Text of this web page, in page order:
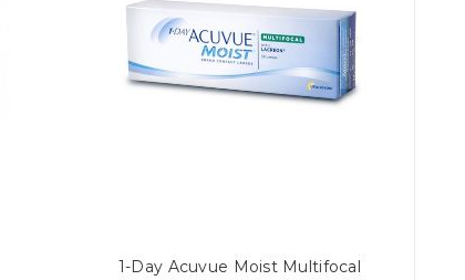
1-Day Acuvue Moist Multifocal